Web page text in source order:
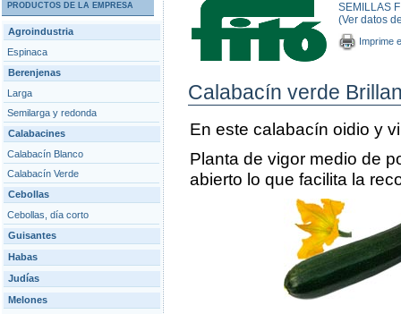
PRODUCTOS DE LA EMPRESA
Agroindustria
Espinaca
Berenjenas
Larga
Semilarga y redonda
Calabacines
Calabacín Blanco
Calabacín Verde
Cebollas
Cebollas, día corto
Guisantes
Habas
Judías
Melones
SEMILLAS
(Ver datos
Imprime
Calabacín verde
En este calabacín oidio y
Planta de vigor medio de
abierto lo que facilita la